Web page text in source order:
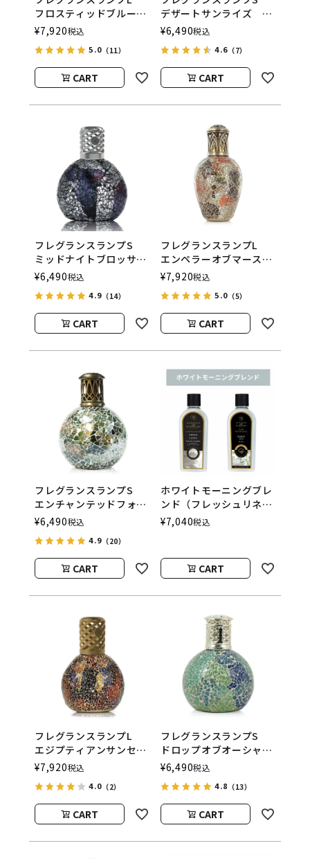
フロスティッドブルー
ム
ASHLEIGH&BURWOOD
（アシュレイアンドバー
ウッド）
¥7,920税込
5.0 （11）
CART
デザートサンライズ
ASHLEIGH&BURWOOD
（アシュレイアンドバー
ウッド）
¥6,490税込
4.6（7）
CART
フレグランスランプS
ミッドナイトブロッサ
ム
ASHLEIGH&BURWOOD
（アシュレイアンドバー
ウッド）
¥6,490税込
4.9 （14）
CART
フレグランスランプL
エンペラーオブマース
ASHLEIGH&BURWOOD
（アシュレイアンドバー
ウッド）
¥7,920税込
5.0（5）
CART
フレグランスランプS
エンチャンテッドフォレ
スト
ASHLEIGH&BURWOOD
（アシュレイアンドバー
ウッド）
¥6,490税込
4.9 （20）
CART
ホワイトモーニングブレ
ンド（フレッシュリネ
ン/ホワイトティー）
フレグランスランプ用オ
¥7,040税込
CART
フレグランスランプL
エジプティアンサンセッ
ト
ASHLEIGH&BURWOOD
（アシュレイアンドバー
ウッド）
¥7,920税込
4.0 （2）
CART
フレグランスランプS
ドロップオブオーシャ
ン
ASHLEIGH&BURWOOD
（アシュレイアンドバー
ウッド）
¥6,490税込
4.8 （13）
CART